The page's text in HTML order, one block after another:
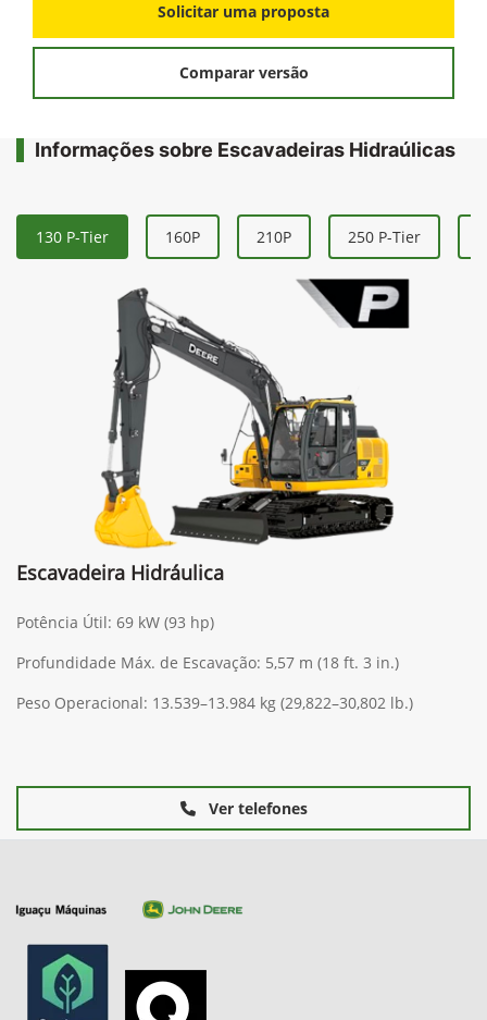
Solicitar uma proposta
Comparar versão
Informações sobre Escavadeiras Hidraúlicas
130 P-Tier 160P 210P 250 P-Tier
Escavadeira Hidráulica
Potência Útil: 69 kW (93 hp)
Profundidade Máx. de Escavação: 5,57 m (18 ft. 3 in.)
Peso Operacional: 13.539–13.984 kg (29,822–30,802 lb.)
Ver telefones